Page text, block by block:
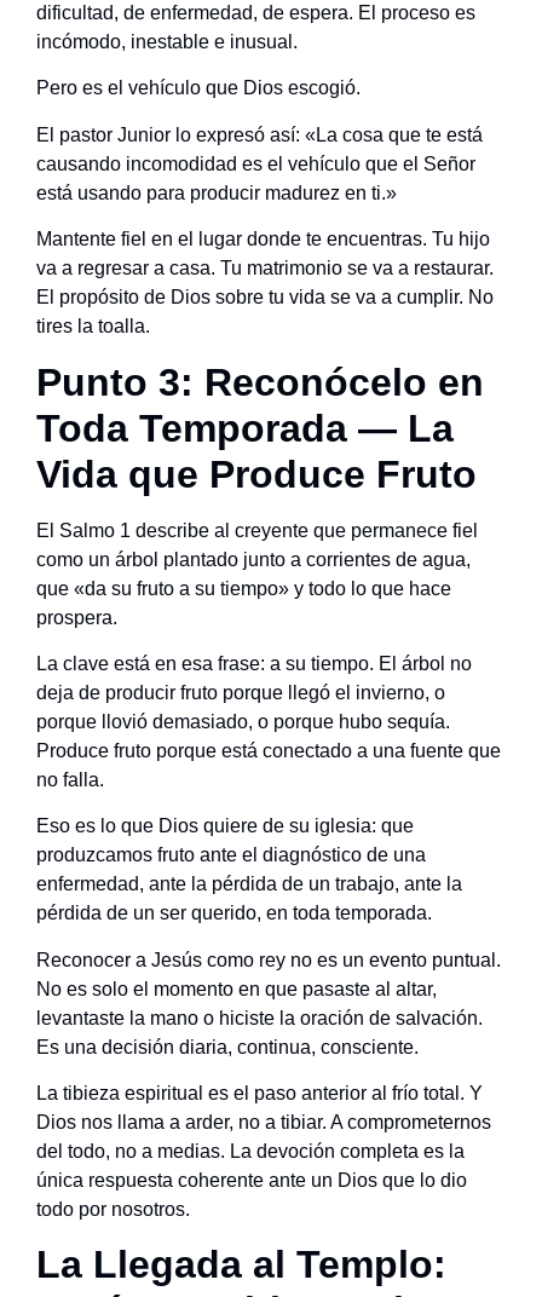
dificultad, de enfermedad, de espera. El proceso es
incómodo, inestable e inusual.
Pero es el vehículo que Dios escogió.
El pastor Junior lo expresó así: «La cosa que te está
causando incomodidad es el vehículo que el Señor
está usando para producir madurez en ti.»
Mantente fiel en el lugar donde te encuentras. Tu hijo
va a regresar a casa. Tu matrimonio se va a restaurar.
El propósito de Dios sobre tu vida se va a cumplir. No
tires la toalla.
Punto 3: Reconócelo en
Toda Temporada — La
Vida que Produce Fruto
El Salmo 1 describe al creyente que permanece fiel
como un árbol plantado junto a corrientes de agua,
que «da su fruto a su tiempo» y todo lo que hace
prospera.
La clave está en esa frase: a su tiempo. El árbol no
deja de producir fruto porque llegó el invierno, o
porque llovió demasiado, o porque hubo sequía.
Produce fruto porque está conectado a una fuente que
no falla.
Eso es lo que Dios quiere de su iglesia: que
produzcamos fruto ante el diagnóstico de una
enfermedad, ante la pérdida de un trabajo, ante la
pérdida de un ser querido, en toda temporada.
Reconocer a Jesús como rey no es un evento puntual.
No es solo el momento en que pasaste al altar,
levantaste la mano o hiciste la oración de salvación.
Es una decisión diaria, continua, consciente.
La tibieza espiritual es el paso anterior al frío total. Y
Dios nos llama a arder, no a tibiar. A comprometernos
del todo, no a medias. La devoción completa es la
única respuesta coherente ante un Dios que lo dio
todo por nosotros.
La Llegada al Templo: